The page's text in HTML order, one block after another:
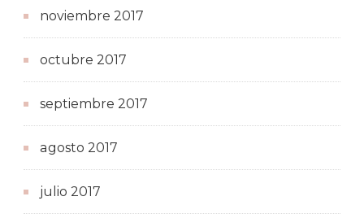
noviembre 2017
octubre 2017
septiembre 2017
agosto 2017
julio 2017